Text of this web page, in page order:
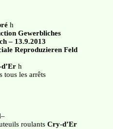
h
Gewerbliches
– 13.9.2013
Reproduzieren Feld
h
tous les arrêts
roulants Cry-d’Er